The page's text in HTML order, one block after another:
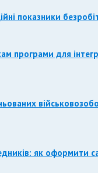
показники
програми для
як оформити